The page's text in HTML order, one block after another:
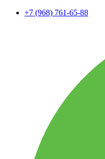
+7 (968) 761-65-88